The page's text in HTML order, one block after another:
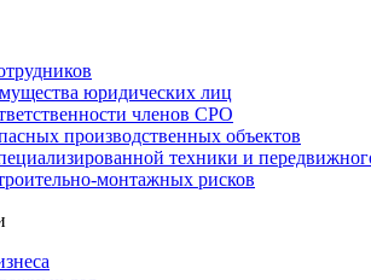
юридических лиц
членов СРО
производственных объектов
техники и
монтажных рисков